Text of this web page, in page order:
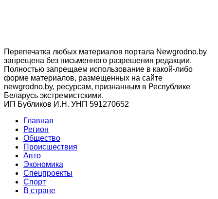
Перепечатка любых материалов портала Newgrodno.by
запрещена без письменного разрешения редакции.
Полностью запрещаем использование в какой-либо
форме материалов, размещенных на сайте
newgrodno.by, ресурсам, признанным в Республике
Беларусь экстремистскими.
ИП Бубликов И.Н. УНП 591270652
Главная
Регион
Общество
Происшествия
Авто
Экономика
Спецпроекты
Cпорт
В стране